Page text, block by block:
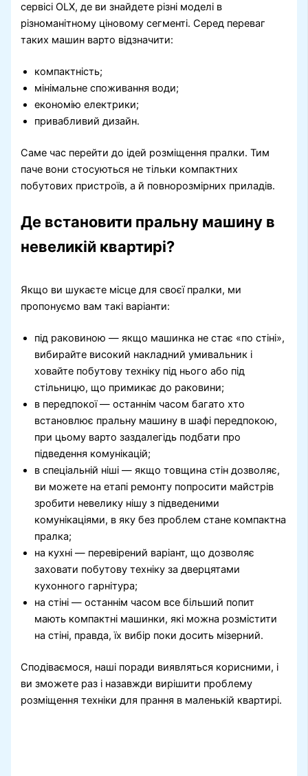
сервісі OLX, де ви знайдете різні моделі в
різноманітному ціновому сегменті. Серед переваг
таких машин варто відзначити:
компактність;
мінімальне споживання води;
економію електрики;
привабливий дизайн.
Саме час перейти до ідей розміщення пралки. Тим
паче вони стосуються не тільки компактних
побутових пристроїв, а й повнорозмірних приладів.
Де встановити пральну машину в
невеликій квартирі?
Якщо ви шукаєте місце для своєї пралки, ми
пропонуємо вам такі варіанти:
під раковиною — якщо машинка не стає «по стіні»,
вибирайте високий накладний умивальник і
ховайте побутову техніку під нього або під
стільницю, що примикає до раковини;
в передпокої — останнім часом багато хто
встановлює пральну машину в шафі передпокою,
при цьому варто заздалегідь подбати про
підведення комунікацій;
в спеціальній ніші — якщо товщина стін дозволяє,
ви можете на етапі ремонту попросити майстрів
зробити невелику нішу з підведеними
комунікаціями, в яку без проблем стане компактна
пралка;
на кухні — перевірений варіант, що дозволяє
заховати побутову техніку за дверцятами
кухонного гарнітура;
на стіні — останнім часом все більший попит
мають компактні машинки, які можна розмістити
на стіні, правда, їх вибір поки досить мізерний.
Сподіваємося, наші поради виявляться корисними, і
ви зможете раз і назавжди вирішити проблему
розміщення техніки для прання в маленькій квартирі.